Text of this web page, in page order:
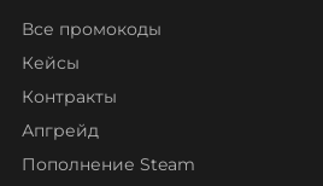
Все промокоды
Кейсы
Контракты
Апгрейд
Пополнение Steam